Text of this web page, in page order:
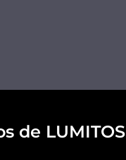
de LUMITOS